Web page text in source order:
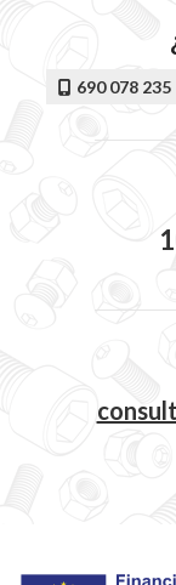
690 078 235